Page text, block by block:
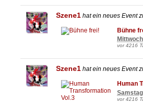
Szene1 hat ein neues Event
Bühne
vor 4216
Szene1 hat ein neues Event
Human
vor 4216